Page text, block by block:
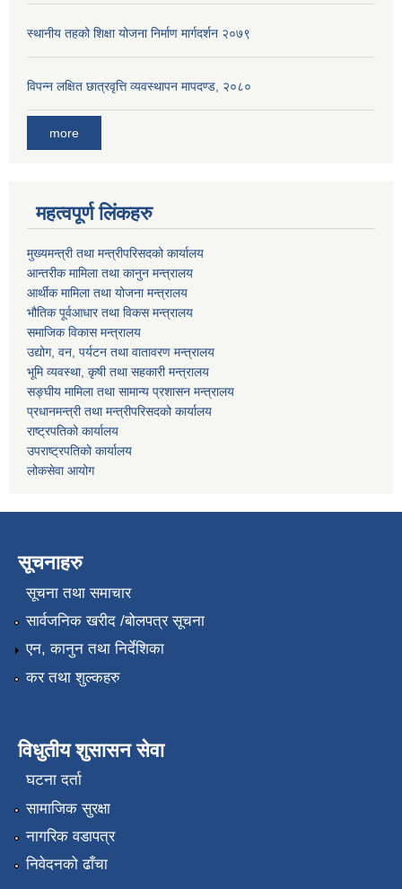
स्थानीय तहको शिक्षा योजना निर्माण मार्गदर्शन २०७९
विपन्न लक्षित छात्रवृत्ति व्यवस्थापन मापदण्ड, २०८०
more
महत्वपूर्ण लिंकहरु
मुख्यमन्त्री तथा मन्त्रीपरिसदको कार्यालय
आन्तरीक मामिला तथा कानुन मन्त्रालय
आर्थीक मामिला तथा योजना मन्त्रालय
भौतिक पूर्वआधार तथा विकस मन्त्रालय
समाजिक विकास मन्त्रालय
उद्योग, वन, पर्यटन तथा वातावरण मन्त्रालय
भूमि व्यवस्था, कृषी तथा सहकारी मन्त्रालय
सङ्घीय मामिला तथा सामान्य प्रशासन मन्त्रालय
प्रधानमन्त्री तथा मन्त्रीपरिसदको कार्यालय
राष्ट्रपतिको कार्यालय
उपराष्ट्रपतिको कार्यालय
लोकसेवा आयोग
सूचनाहरु
सूचना तथा समाचार
सार्वजनिक खरीद /बोलपत्र सूचना
एन, कानुन तथा निर्देशिका
कर तथा शुल्कहरु
विधुतीय शुसासन सेवा
घटना दर्ता
सामाजिक सुरक्षा
नागरिक वडापत्र
निवेदनको ढाँचा